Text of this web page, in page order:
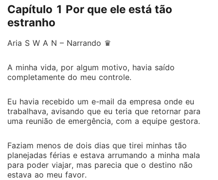
descobrir que estava esperando um filho. Mas quem
é era aquele homem de verdade? Com tantos
destino havia brincado com seus sentimentos e se viu
Sozinha e com um filho, Aria teria que fazer muito
esforço para vencer na vida. Será que ela conseguirá
uma história onde o Amor vira ódio, as doçuras
mudam para desencantos e a cada capítulo é como
uma caixa de surpresas.
Capítulo 1 Por que ele está tão
estranho
Aria S W A N – Narrando ♛
A minha vida, por algum motivo, havia saído
completamente do meu controle.
Eu havia recebido um e-mail da empresa onde eu
trabalhava, avisando que eu teria que retornar para
uma reunião de emergência, com a equipe gestora.
Faziam menos de dois dias que tirei minhas tão
planejadas férias e estava arrumando a minha mala
para poder viajar, mas parecia que o destino não
estava ao meu favor.